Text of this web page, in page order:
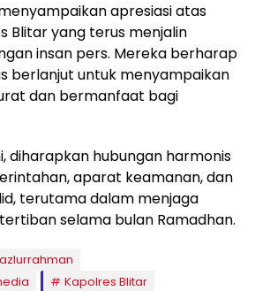
apresiasi atas
Blitar yang terus menjalin
insan pers. Mereka berharap
berlanjut untuk menyampaikan
dan bermanfaat bagi
diharapkan hubungan harmonis
aparat keamanan, dan
terutama dalam menjaga
selama bulan Ramadhan.
Kapolres Blitar